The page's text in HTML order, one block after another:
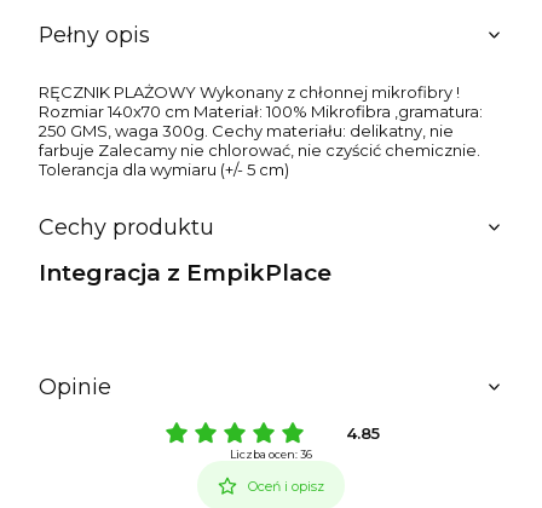
Pełny opis
RĘCZNIK PLAŻOWY Wykonany z chłonnej mikrofibry !
Rozmiar 140x70 cm Materiał: 100% Mikrofibra ,gramatura:
250 GMS, waga 300g. Cechy materiału: delikatny, nie
farbuje Zalecamy nie chlorować, nie czyścić chemicznie.
Tolerancja dla wymiaru (+/- 5 cm)
Cechy produktu
Integracja z EmpikPlace
Opinie
4.85
Liczba ocen: 36
Oceń i opisz